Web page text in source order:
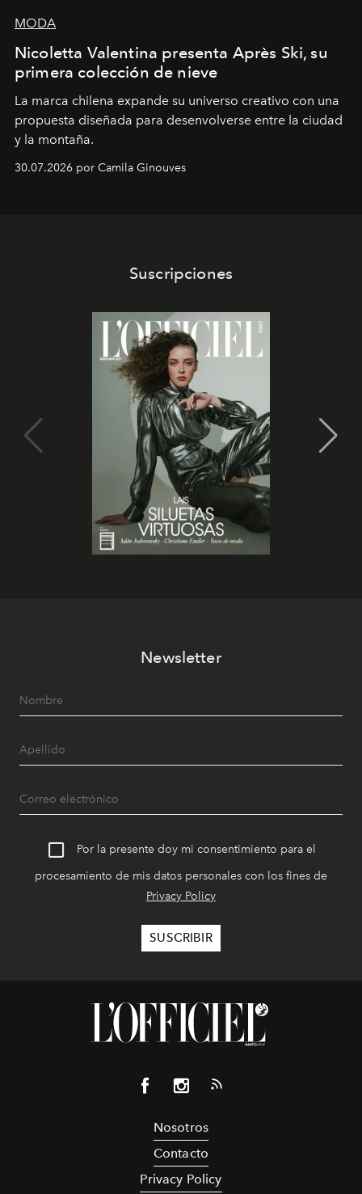
MODA
Nicoletta Valentina presenta Après Ski, su
primera colección de nieve
La marca chilena expande su universo creativo con una
propuesta diseñada para desenvolverse entre la ciudad
y la montaña.
30.07.2026 por Camila Ginouves
Suscripciones
Newsletter
Por la presente doy mi consentimiento para el
procesamiento de mis datos personales con los fines de
Privacy Policy
Nosotros
Contacto
Privacy Policy